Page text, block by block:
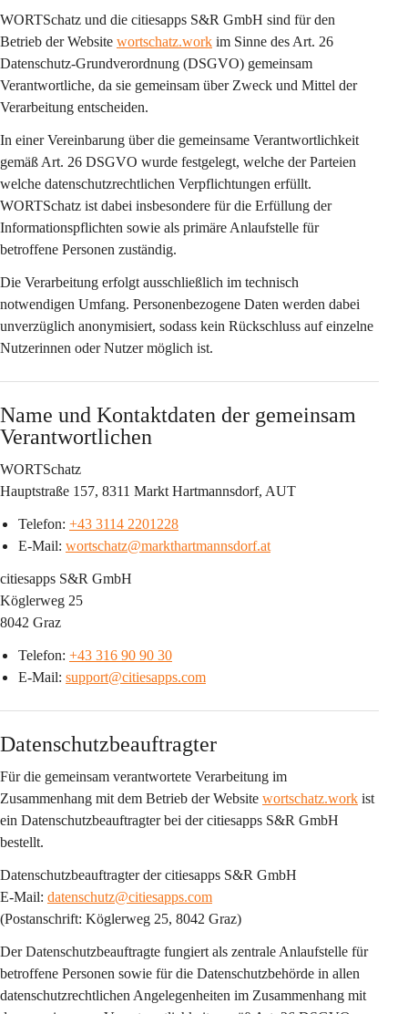
WORTSchatz und die citiesapps S&R GmbH sind für den
Betrieb der Website wortschatz.work im Sinne des Art. 26
Datenschutz-Grundverordnung (DSGVO) gemeinsam
Verantwortliche, da sie gemeinsam über Zweck und Mittel der
Verarbeitung entscheiden.
In einer Vereinbarung über die gemeinsame Verantwortlichkeit
gemäß Art. 26 DSGVO wurde festgelegt, welche der Parteien
welche datenschutzrechtlichen Verpflichtungen erfüllt.
WORTSchatz ist dabei insbesondere für die Erfüllung der
Informationspflichten sowie als primäre Anlaufstelle für
betroffene Personen zuständig.
Die Verarbeitung erfolgt ausschließlich im technisch
notwendigen Umfang. Personenbezogene Daten werden dabei
unverzüglich anonymisiert, sodass kein Rückschluss auf einzelne
Nutzerinnen oder Nutzer möglich ist.
Name und Kontaktdaten der gemeinsam
Verantwortlichen
WORTSchatz
Hauptstraße 157, 8311 Markt Hartmannsdorf, AUT
Telefon: +43 3114 2201228
E-Mail: wortschatz@markthartmannsdorf.at
citiesapps S&R GmbH
Köglerweg 25
8042 Graz
Telefon: +43 316 90 90 30
E-Mail: support@citiesapps.com
Datenschutzbeauftragter
Für die gemeinsam verantwortete Verarbeitung im
Zusammenhang mit dem Betrieb der Website wortschatz.work ist
ein Datenschutzbeauftragter bei der citiesapps S&R GmbH
bestellt.
Datenschutzbeauftragter der citiesapps S&R GmbH
E-Mail: datenschutz@citiesapps.com
(Postanschrift: Köglerweg 25, 8042 Graz)
Der Datenschutzbeauftragte fungiert als zentrale Anlaufstelle für
betroffene Personen sowie für die Datenschutzbehörde in allen
datenschutzrechtlichen Angelegenheiten im Zusammenhang mit